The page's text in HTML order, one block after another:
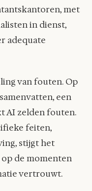
met
in dienst,
adequate
van fouten. Op
een
AI zelden fouten.
feiten,
stijgt het
de momenten
vertrouwt.